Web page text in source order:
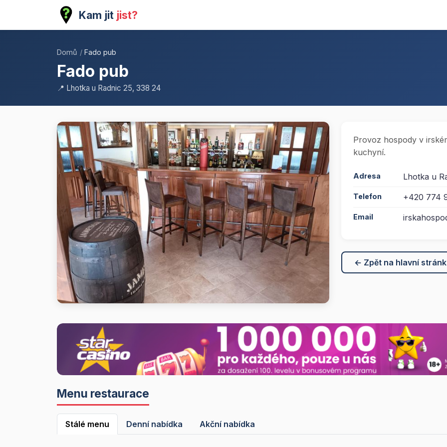
Kam jit jist?
Domů / Fado pub
Fado pub
📍 Lhotka u Radnic 25, 338 24
Provoz hospody v
kuchyní.
Adresa Lhotka u
Telefon +420 774
Email
← Zpět na hlavní
Menu restaurace
Stálé menu Denní nabídka Akční nabídka